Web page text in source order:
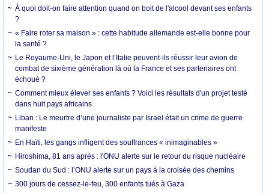
À quoi doit-on faire attention quand on boit de l'alcool devant ses enfants
?
« Faire roter sa maison » : cette habitude allemande est-elle bonne pour
la santé ?
Le Royaume-Uni, le Japon et l’Italie peuvent-ils réussir leur avion de
combat de sixième génération là où la France et ses partenaires ont
échoué ?
Comment mieux élever ses enfants ? Voici les résultats d'un projet testé
dans huit pays africains
Liban : Le meurtre d’une journaliste par Israël était un crime de guerre
manifeste
En Haïti, les gangs infligent des souffrances « inimaginables »
Hiroshima, 81 ans après : l'ONU alerte sur le retour du risque nucléaire
Soudan du Sud : l’ONU alerte sur un pays à la croisée des chemins
300 jours de cessez-le-feu, 300 enfants tués à Gaza